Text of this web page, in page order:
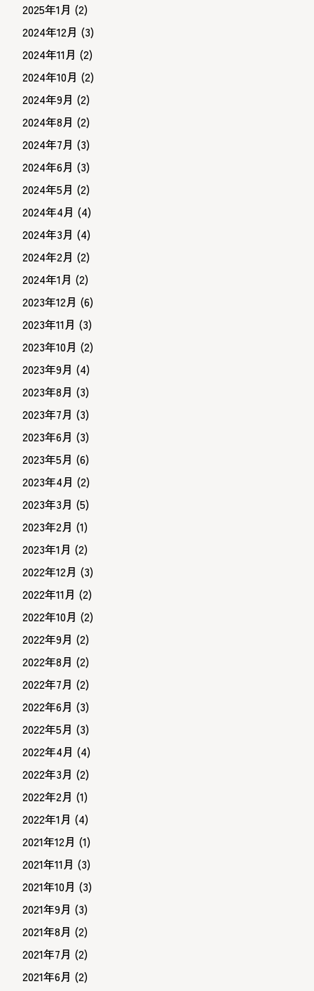
2025年1月 (2)
2024年12月 (3)
2024年11月 (2)
2024年10月 (2)
2024年9月 (2)
2024年8月 (2)
2024年7月 (3)
2024年6月 (3)
2024年5月 (2)
2024年4月 (4)
2024年3月 (4)
2024年2月 (2)
2024年1月 (2)
2023年12月 (6)
2023年11月 (3)
2023年10月 (2)
2023年9月 (4)
2023年8月 (3)
2023年7月 (3)
2023年6月 (3)
2023年5月 (6)
2023年4月 (2)
2023年3月 (5)
2023年2月 (1)
2023年1月 (2)
2022年12月 (3)
2022年11月 (2)
2022年10月 (2)
2022年9月 (2)
2022年8月 (2)
2022年7月 (2)
2022年6月 (3)
2022年5月 (3)
2022年4月 (4)
2022年3月 (2)
2022年2月 (1)
2022年1月 (4)
2021年12月 (1)
2021年11月 (3)
2021年10月 (3)
2021年9月 (3)
2021年8月 (2)
2021年7月 (2)
2021年6月 (2)